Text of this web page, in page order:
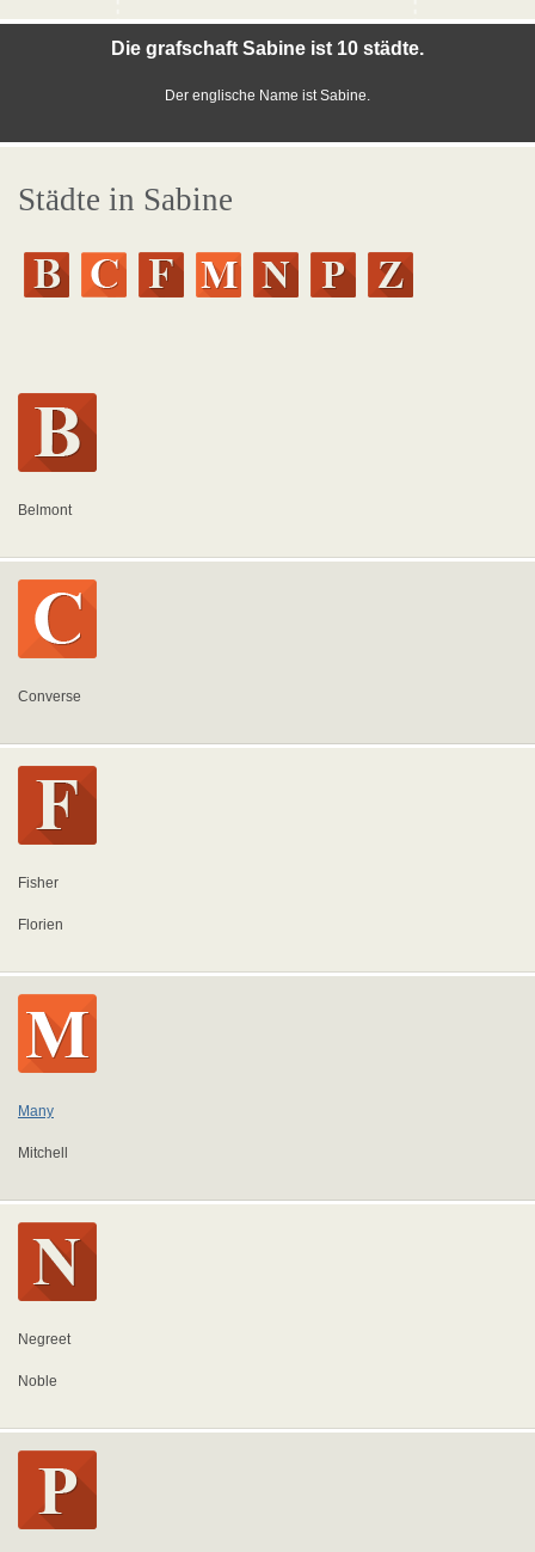
Die grafschaft Sabine ist 10 städte.
Der englische Name ist Sabine.
Städte in Sabine
Belmont
Converse
Fisher
Florien
Many
Mitchell
Negreet
Noble